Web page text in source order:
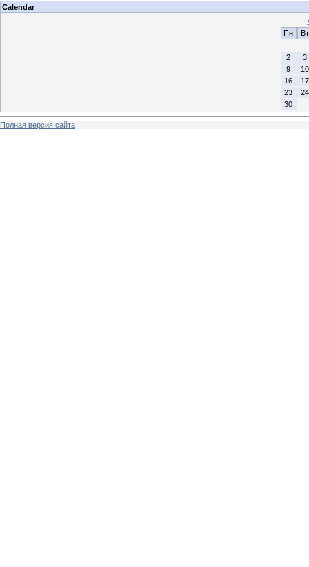
Calendar
Пн
Вт
2
3
9
10
16
17
23
24
30
Полная версия сайта